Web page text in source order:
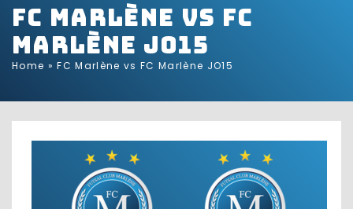
FC Marlène vs FC
Marlène JO15
Home »FC Marlène vs FC Marlène JO15